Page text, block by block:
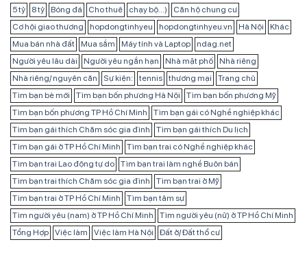
5 tỷ 8 tỷ Bóng đá Cho thuê chạy bộ...)
Căn hộ chung cư
Cơ hội giao thương
hopdongtinhyeu hopdongtinhyeu.vn Hà Nội
Khác
Mua bán nhà đất
Mua sắm Máy tính và Laptop
ndag.net
Người yêu lâu dài
Người yêu ngắn hạn Nhà mặt phố
Nhà riêng
Nhà riêng/ nguyên căn
Sự kiện: tennis thương mại
Trang chủ
Tìm bạn bè mới
Tìm bạn bốn phương Hà Nội
Tìm bạn bốn phương Mỹ
Tìm bạn bốn phương TP Hồ Chí Minh
Tìm bạn gái có Nghề nghiệp khác
Tìm bạn gái thích Chăm sóc gia đình
Tìm bạn gái thích Du lịch
Tìm bạn gái ở TP Hồ Chí Minh
Tìm bạn trai có Nghề nghiệp khác
Tìm bạn trai Lao động tự do
Tìm bạn trai làm nghề Buôn bán
Tìm bạn trai thích Chăm sóc gia đình
Tìm bạn trai ở Mỹ
Tìm bạn trai ở TP Hồ Chí Minh
Tìm bạn tâm sự
Tìm người yêu (nam) ở TP Hồ Chí Minh
Tìm người yêu (nữ) ở TP Hồ Chí Minh
Tổng Hợp
Việc làm Việc làm Hà Nội Đất ở/ Đất thổ cư